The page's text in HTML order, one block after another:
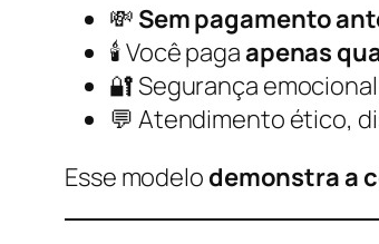
💸 Sem pagamento
🕯️ Você pagaapenas
🔐 Segurança
💬 Atendimento ético,
Esse modelo demonstra a